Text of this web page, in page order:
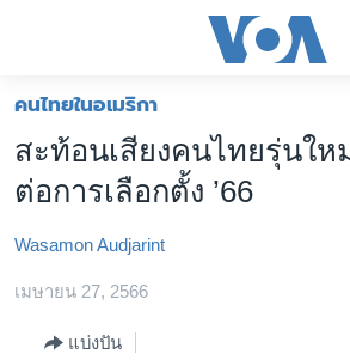
ต่อ
ไป
เนื้อหา
ข้าม
ไป
โลก
เอเชีย
สหรัฐฯ
ไทย
ธุรกิจ
คนไทยในอเมริกา
สะท้อนเสียงคนไทยรุ่นให
ต่อการเลือกตั้ง ’66
Wasamon Audjarint
เมษายน 27, 2566
แบ่งปัน